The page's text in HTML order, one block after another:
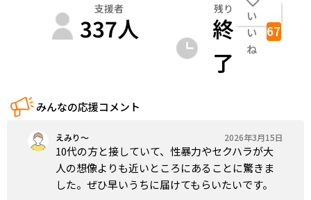
支援者
337人
残り
終
了
い
い
ね
67
みんなの応援コメント
えみり〜 2026年3月15日
10代の方と接していて、性暴力やセクハラが大
人の想像よりも近いところにあることに驚きま
した。ぜひ早いうちに届けてもらいたいです。